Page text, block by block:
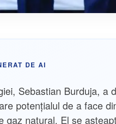
DE AI
Sebastian Burduja, a
potențialul de a face
gaz natural. El se